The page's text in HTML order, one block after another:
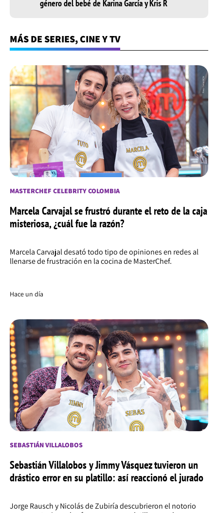
género del bebé de Karina García y Kris R
MÁS DE SERIES, CINE Y TV
MASTERCHEF CELEBRITY COLOMBIA
Marcela Carvajal se frustró durante el reto de la caja
misteriosa, ¿cuál fue la razón?
Marcela Carvajal desató todo tipo de opiniones en redes al
llenarse de frustración en la cocina de MasterChef.
Hace un día
SEBASTIÁN VILLALOBOS
Sebastián Villalobos y Jimmy Vásquez tuvieron un
drástico error en su platillo: así reaccionó el jurado
Jorge Rausch y Nicolás de Zubiría descubrieron el notorio